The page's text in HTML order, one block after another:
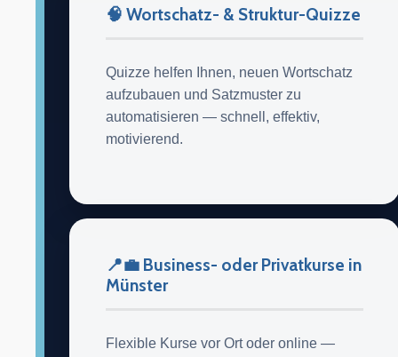
🧠 Wortschatz- & Struktur-Quizze
Quizze helfen Ihnen, neuen Wortschatz
aufzubauen und Satzmuster zu
automatisieren — schnell, effektiv,
motivierend.
📍💼 Business- oder Privatkurse in
Münster
Flexible Kurse vor Ort oder online —